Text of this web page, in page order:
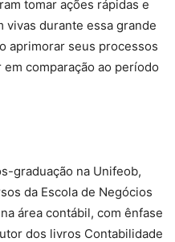
tomar ações rápidas e
vivas durante essa grande
aprimorar seus processos
comparação ao período
graduação na Unifeob,
da Escola de Negócios
área contábil, com ênfase
dos livros Contabilidade